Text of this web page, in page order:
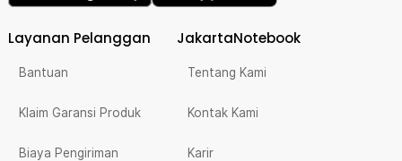
Layanan Pelanggan
Bantuan
Klaim Garansi Produk
Biaya Pengiriman
JakartaNotebook
Tentang Kami
Kontak Kami
Karir